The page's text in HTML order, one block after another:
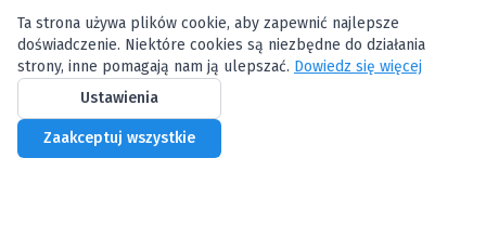
Ta strona używa plików cookie, aby zapewnić najlepsze
doświadczenie. Niektóre cookies są niezbędne do działania
strony, inne pomagają nam ją ulepszać. Dowiedz się więcej
Ustawienia
Zaakceptuj wszystkie